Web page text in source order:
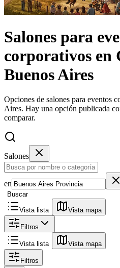
Salones para
corporativos en
Buenos Aires
Opciones de salones para eventos
Aires. Hay una opción publicada
comparar.
Salones
en
Buscar
Vista lista Vista mapa
Filtros
Vista lista Vista mapa
Filtros